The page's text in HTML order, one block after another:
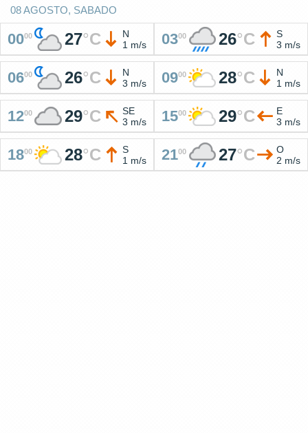
08 AGOSTO, SABADO
0000 27°C
N
1 m/s
0300 26°C
S
3 m/s
0600 26°C
N
3 m/s
0900 28°C
N
1 m/s
1200 29°C
SE
3 m/s
1500 29°C
E
3 m/s
1800 28°C
S
1 m/s
2100 27°C
O
2 m/s